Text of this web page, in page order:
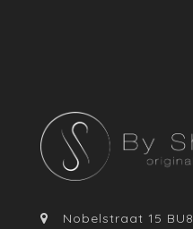
Nobelstraat 15 BU8